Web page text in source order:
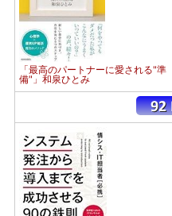
「最高のパートナーに愛される"準
備"」和泉ひとみ